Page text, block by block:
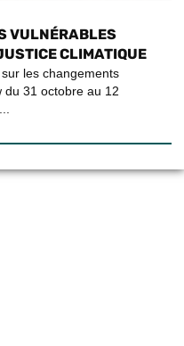
VULNÉRABLES
CLIMATIQUE
les changements
du 31 octobre au 12